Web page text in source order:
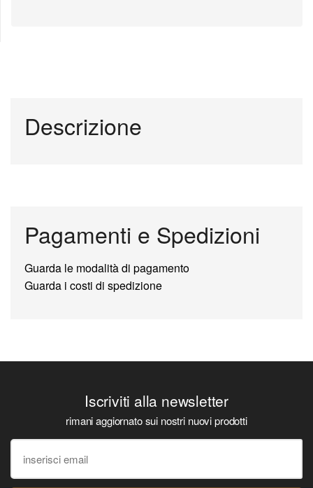
Descrizione
Pagamenti e Spedizioni
Guarda le modalità di pagamento
Guarda i costi di spedizione
Iscriviti alla newsletter
rimani aggiornato sui nostri nuovi prodotti